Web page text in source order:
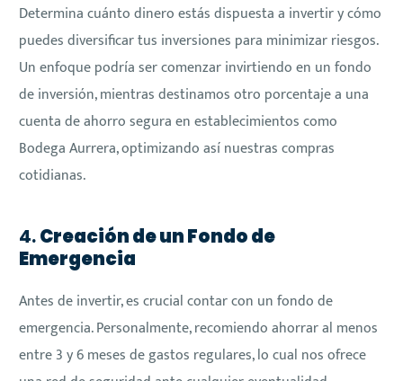
Determina cuánto dinero estás dispuesta a invertir y cómo
puedes diversificar tus inversiones para minimizar riesgos.
Un enfoque podría ser comenzar invirtiendo en un fondo
de inversión, mientras destinamos otro porcentaje a una
cuenta de ahorro segura en establecimientos como
Bodega Aurrera, optimizando así nuestras compras
cotidianas.
4.Creación de un Fondo de
Emergencia
Antes de invertir, es crucial contar con un fondo de
emergencia. Personalmente, recomiendo ahorrar al menos
entre 3 y 6 meses de gastos regulares, lo cual nos ofrece